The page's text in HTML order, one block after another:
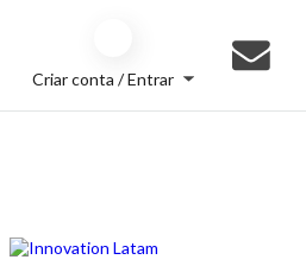
Criar conta / Entrar